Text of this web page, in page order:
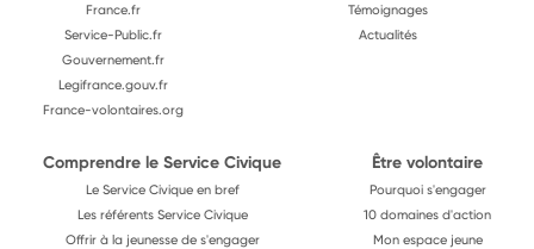
France.fr
Service-Public.fr
Gouvernement.fr
Legifrance.gouv.fr
France-volontaires.org
Témoignages
Actualités
Comprendre le Service Civique
Le Service Civique en bref
Les référents Service Civique
Offrir à la jeunesse de s'engager
Être volontaire
Pourquoi s'engager
10 domaines d'action
Mon espace jeune